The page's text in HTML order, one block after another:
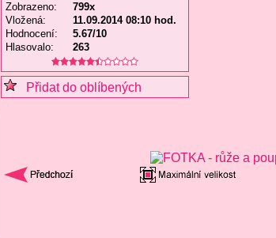
Zobrazeno:
799x
Vložená:
11.09.2014 08:10 hod.
Hodnocení:
5.67/10
Hlasovalo:
263
Přidat do oblíbených